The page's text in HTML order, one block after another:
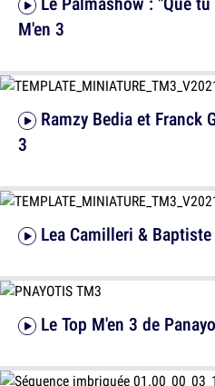
M'en 3
Le Top M'en 3 de
3
Lea Camilleri &